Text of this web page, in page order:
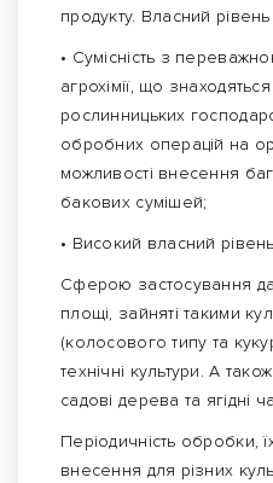
продукту. Власний
• Сумісність з
агрохімії, що
рослинницьких
обробних операцій на
можливості внесення
бакових сумішей;
• Високий власний
Сферою застосування
площі, зайняті такими
(колосового типу та
технічні культури. А
садові дерева та ягідні
Періодичність обробки,
внесення для різних